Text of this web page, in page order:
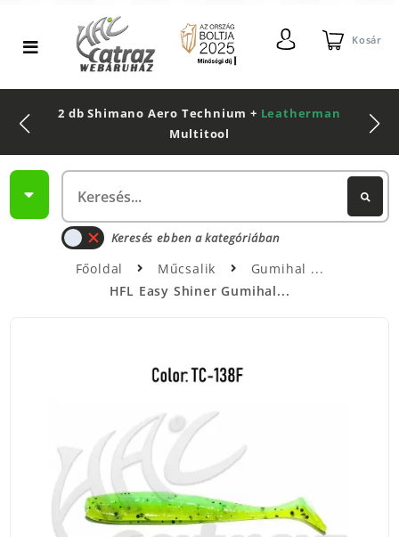
Kosár
2 db Shimano Aero Technium + Leatherman
Multitool
Keresés ebben a kategóriában
Főoldal Műcsalik
Gumihal
HFL Easy Shiner Gumihal...